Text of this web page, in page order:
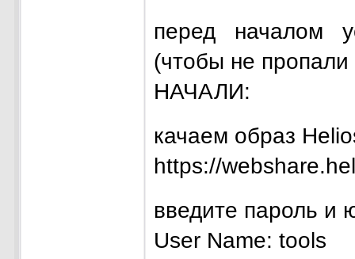
перед началом
(чтобы не
НАЧАЛИ:
качаем образ
https://
введите пароль и
User Name: tools